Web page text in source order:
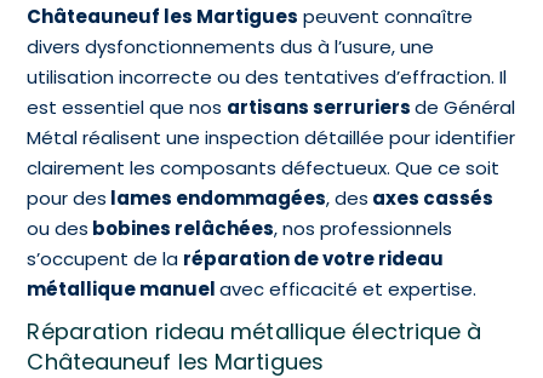
Châteauneuf les Martigues peuvent connaître
divers dysfonctionnements dus à l’usure, une
utilisation incorrecte ou des tentatives d’effraction. Il
est essentiel que nos artisans serruriersde Général
Métal réalisent une inspection détaillée pour identifier
clairement les composants défectueux. Que ce soit
pour des lames endommagées, des axes cassés
ou des bobines relâchées, nos professionnels
s’occupent de la réparation de votre rideau
métallique manuelavec efficacité et expertise.
Réparation rideau métallique électrique à
Châteauneuf les Martigues